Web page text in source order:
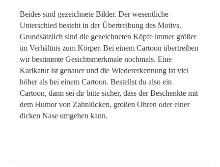
Beides sind gezeichnete Bilder. Der wesentliche
Unterschied besteht in der Übertreibung des Motivs.
Grundsätzlich sind die gezeichneten Köpfe immer größer
im Verhältnis zum Körper. Bei einem Cartoon übertreiben
wir bestimmte Gesichtsmerkmale nochmals. Eine
Karikatur ist genauer und die Wiedererkennung ist viel
höher als bei einem Cartoon. Bestellst du also ein
Cartoon, dann sei dir bitte sicher, dass der Beschenkte mit
dem Humor von Zahnlücken, großen Ohren oder einer
dicken Nase umgehen kann.